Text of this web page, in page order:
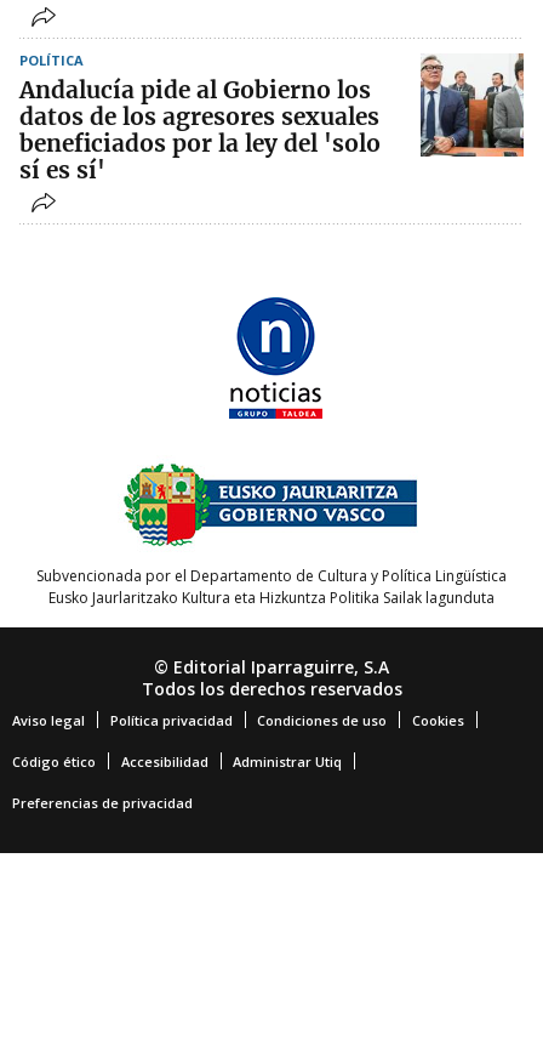
POLÍTICA
Andalucía pide al Gobierno los
datos de los agresores sexuales
beneficiados por la ley del 'solo
sí es sí'
Subvencionada por el Departamento de Cultura y Política Lingüística
Eusko Jaurlaritzako Kultura eta Hizkuntza Politika Sailak lagunduta
© Editorial Iparraguirre, S.A
Todos los derechos reservados
Aviso legal Política privacidad Condiciones de uso Cookies
Código ético Accesibilidad Administrar Utiq
Preferencias de privacidad